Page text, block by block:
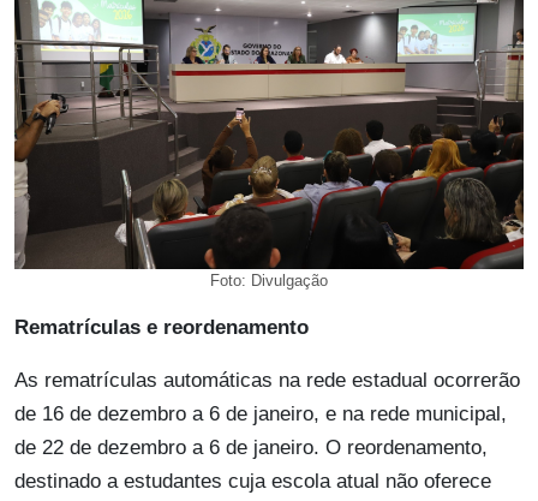
Foto: Divulgação
Rematrículas e reordenamento
As rematrículas automáticas na rede estadual ocorrerão
de 16 de dezembro a 6 de janeiro, e na rede municipal,
de 22 de dezembro a 6 de janeiro. O reordenamento,
destinado a estudantes cuja escola atual não oferece